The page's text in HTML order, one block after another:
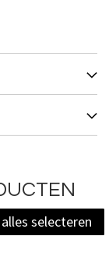
alles selecteren